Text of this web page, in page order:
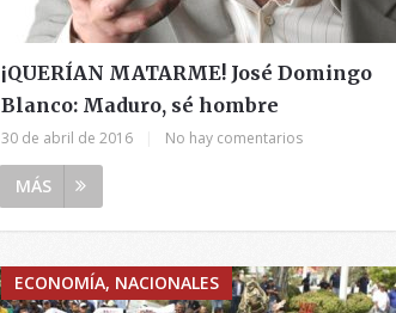
¡QUERÍAN MATARME! José Domingo
Blanco: Maduro, sé hombre
30 de abril de 2016 No hay comentarios
MÁS
ECONOMÍA, NACIONALES